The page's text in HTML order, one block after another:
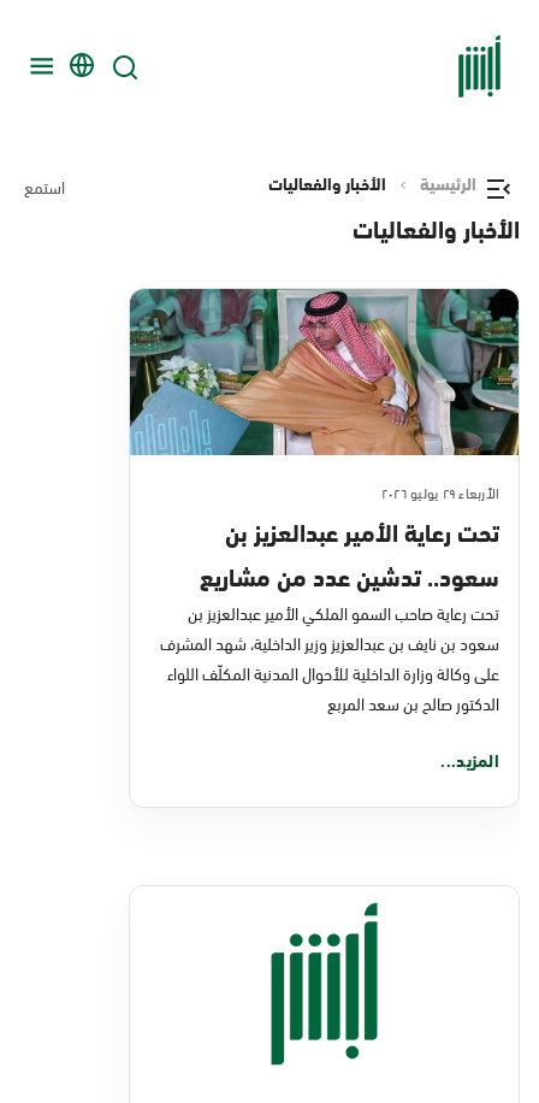
الرئيسية الأخبار والفعاليات استمع
الأخبار والفعاليات
الأربعاء ٢٩ يوليو ٢٠٢٦
تحت رعاية الأمير عبدالعزيز بن
سعود.. تدشين عدد من مشاريع
التحول الرقمي والخدمات الإلكترونية
للأحوال المدنية
تحت رعاية صاحب السمو الملكي الأمير عبدالعزيز بن
سعود بن نايف بن عبدالعزيز وزير الداخلية، شهد المشرف
على وكالة وزارة الداخلية للأحوال المدنية المكلّف اللواء
الدكتور صالح بن سعد المربع
المزيد...